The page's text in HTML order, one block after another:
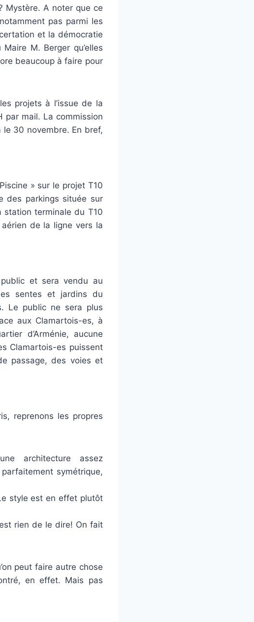
Mystère. A noter que ce
pas parmi les
et la démocratie
M. Berger qu’elles
beaucoup à faire pour
projets à l’issue de la
par mail. La commission
30 novembre. En bref,
» sur le projet T10
des parkings située sur
station terminale du T10
de la ligne vers la
et sera vendu au
sentes et jardins du
Le public ne sera plus
aux Clamartois-es, à
d’Arménie, aucune
Clamartois-es puissent
passage, des voies et
reprenons les propres
architecture assez
symétrique,
style est en effet plutôt
rien de le dire! On fait
peut faire autre chose
en effet. Mais pas